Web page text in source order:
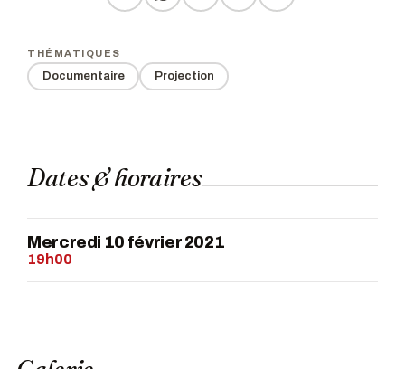
THÉMATIQUES
Documentaire Projection
Dates & horaires
Mercredi 10 février 2021
19h00